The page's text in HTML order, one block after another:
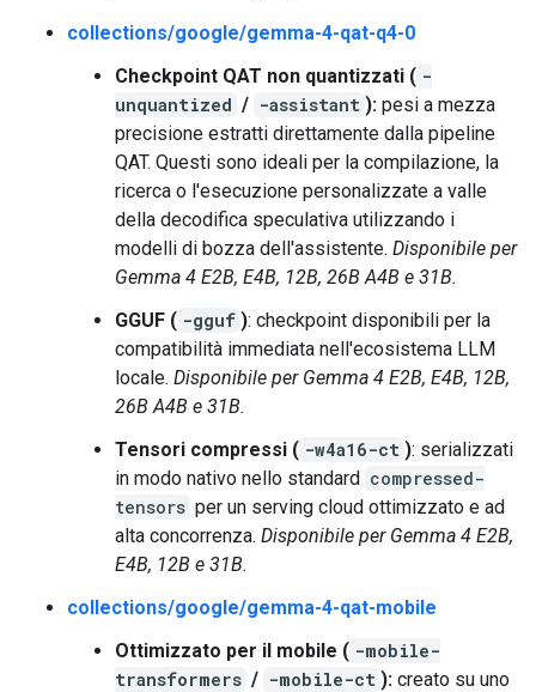
collections/google/gemma-4-qat-q4-0
Checkpoint QAT non quantizzati ( -
unquantized / -assistant ): pesi a mezza
precisione estratti direttamente dalla pipeline
QAT. Questi sono ideali per la compilazione, la
ricerca o l'esecuzione personalizzate a valle
della decodifica speculativa utilizzando i
modelli di bozza dell'assistente. Disponibile per
Gemma 4 E2B, E4B, 12B, 26B A4B e 31B.
GGUF ( -gguf ): checkpoint disponibili per la
compatibilità immediata nell'ecosistema LLM
locale. Disponibile per Gemma 4 E2B, E4B, 12B,
26B A4B e 31B.
Tensori compressi ( -w4a16-ct ): serializzati
in modo nativo nello standard compressed-
tensors per un serving cloud ottimizzato e ad
alta concorrenza. Disponibile per Gemma 4 E2B,
E4B, 12B e 31B.
collections/google/gemma-4-qat-mobile
Ottimizzato per il mobile ( -mobile-
transformers / -mobile-ct ): creato su uno